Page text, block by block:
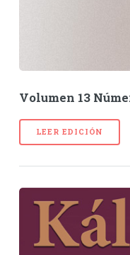
Volumen 13
LEER EDICIÓN